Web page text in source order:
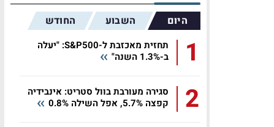
היום השבוע החודש
1
תחזית מאכזבת ל-S&P500: "יעלה
ב-1.3% השנה"
2
סגירה מעורבת בוול סטריט: אינבידיה
קפצה 5.7%, אפל השילה 0.8%